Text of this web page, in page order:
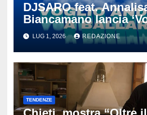
DJSARO feat.
Biancamano lancia
andare a ballare’: il
tormentone latino che
conquistare l’estate
LUG 1, 2026 REDAZIONE
TENDENZE